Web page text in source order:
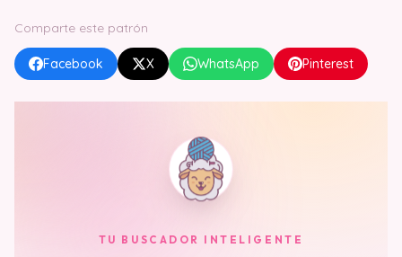
Comparte este patrón
Facebook X WhatsApp Pinterest
TU BUSCADOR INTELIGENTE